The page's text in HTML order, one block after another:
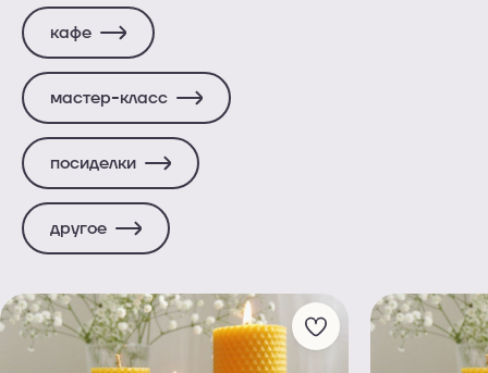
кафе
мастер-класс
посиделки
другое